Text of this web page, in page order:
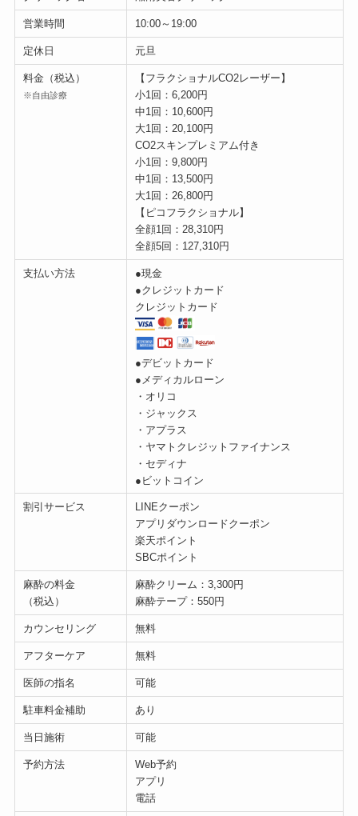
営業時間 10:00～19:00
定休日 元旦
料金（税込）
※自由診療
【フラクショナルCO2レーザー】
小1回：6,200円
中1回：10,600円
大1回：20,100円
CO2スキンプレミアム付き
小1回：9,800円
中1回：13,500円
大1回：26,800円
【ピコフラクショナル】
全顔1回：28,310円
全顔5回：127,310円
支払い方法
●現金
●クレジットカード
クレジットカード
●デビットカード
●メディカルローン
・オリコ
・ジャックス
・アプラス
・ヤマトクレジットファイナンス
・セディナ
●ビットコイン
割引サービス
LINEクーポン
アプリダウンロードクーポン
楽天ポイント
SBCポイント
麻酔の料金
（税込）
麻酔クリーム：3,300円
麻酔テープ：550円
カウンセリング 無料
アフターケア 無料
医師の指名 可能
駐車料金補助 あり
当日施術 可能
予約方法
Web予約
アプリ
電話